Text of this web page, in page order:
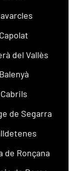
Capolat
del Vallès
Balenyà
Cabrils
de Segarra
de Ronçana